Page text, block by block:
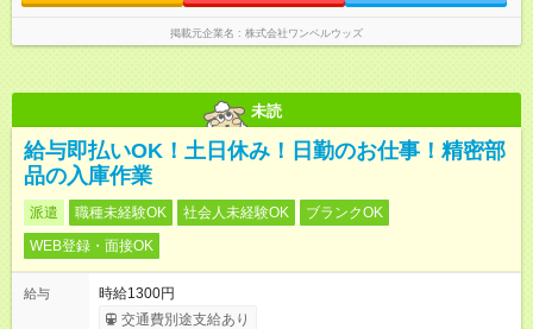
掲載元企業名 株式会社ワンベルウッズ
未読
給与即払いOK！土日休み！日勤のお仕事！精密部
品の入庫作業
派遣 職種未経験OK 社会人未経験OK
ブランクOK
WEB登録・面接OK
給与
時給1300円
交通費別途支給あり